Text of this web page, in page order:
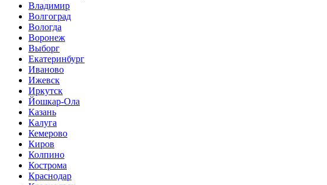
Владимир
Волгоград
Вологда
Воронеж
Выборг
Екатеринбург
Иваново
Ижевск
Иркутск
Йошкар-Ола
Казань
Калуга
Кемерово
Киров
Колпино
Кострома
Краснодар